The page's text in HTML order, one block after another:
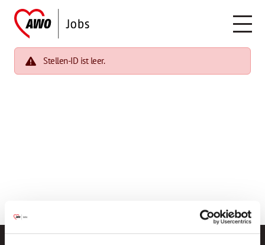
Stellen-ID ist leer.